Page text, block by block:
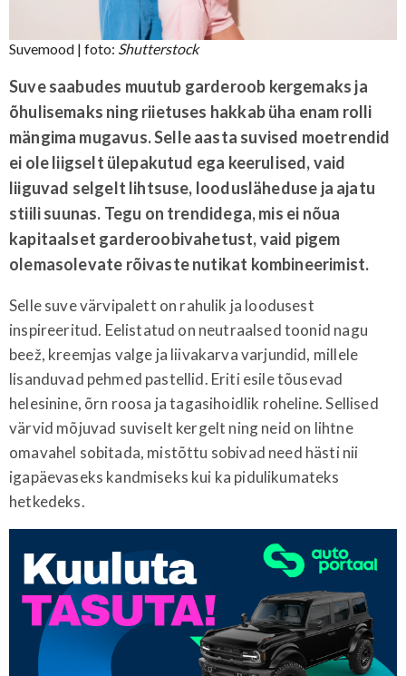
Suvemood | foto: Shutterstock
Suve saabudes muutub garderoob kergemaks ja
õhulisemaks ning riietuses hakkab üha enam rolli
mängima mugavus. Selle aasta suvised moetrendid
ei ole liigselt ülepakutud ega keerulised, vaid
liiguvad selgelt lihtsuse, loodusläheduse ja ajatu
stiili suunas. Tegu on trendidega, mis ei nõua
kapitaalset garderoobivahetust, vaid pigem
olemasolevate rõivaste nutikat kombineerimist.
Selle suve värvipalett on rahulik ja loodusest
inspireeritud. Eelistatud on neutraalsed toonid nagu
beež, kreemjas valge ja liivakarva varjundid, millele
lisanduvad pehmed pastellid. Eriti esile tõusevad
helesinine, õrn roosa ja tagasihoidlik roheline. Sellised
värvid mõjuvad suviselt kergelt ning neid on lihtne
omavahel sobitada, mistõttu sobivad need hästi nii
igapäevaseks kandmiseks kui ka pidulikumateks
hetkedeks.